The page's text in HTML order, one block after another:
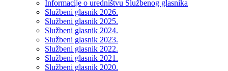
Informacije o uredništvu Službenog glasnika
Službeni glasnik 2026.
Službeni glasnik 2025.
Službeni glasnik 2024.
Službeni glasnik 2023.
Službeni glasnik 2022.
Službeni glasnik 2021.
Službeni glasnik 2020.